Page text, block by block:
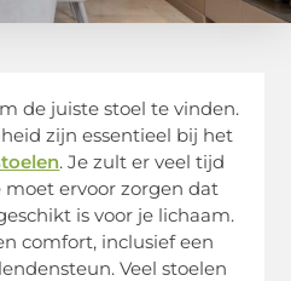
de juiste stoel te vinden.
zijn essentieel bij het
. Je zult er veel tijd
ervoor zorgen dat
is voor je lichaam.
comfort, inclusief een
Veel stoelen